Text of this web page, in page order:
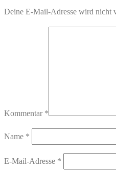
Deine E-Mail-Adresse wird nicht
Kommentar *
Name *
E-Mail-Adresse *